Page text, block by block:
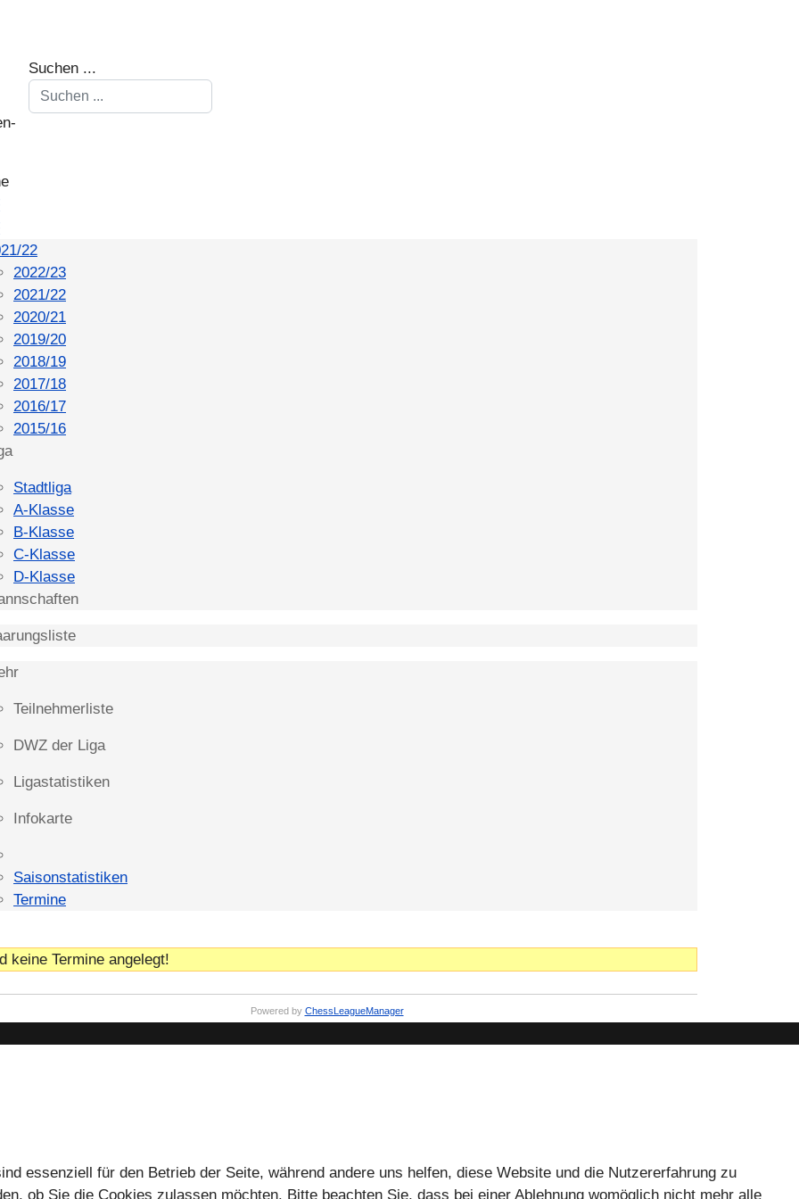
Suchen ...
22
2022/23
2021/22
2020/21
2019/20
2018/19
2017/18
2016/17
2015/16
Stadtliga
A-Klasse
B-Klasse
C-Klasse
D-Klasse
Teilnehmerliste
DWZ der Liga
Ligastatistiken
Infokarte
Saisonstatistiken
Termine
keine Termine angelegt!
Powered by ChessLeagueManager
essenziell für den Betrieb der Seite, während andere uns helfen, diese Website und die Nutzererfahrung zu
ob Sie die Cookies zulassen möchten. Bitte beachten Sie, dass bei einer Ablehnung womöglich nicht mehr alle